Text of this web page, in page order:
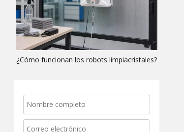
¿Cómo funcionan los robots limpiacristales?